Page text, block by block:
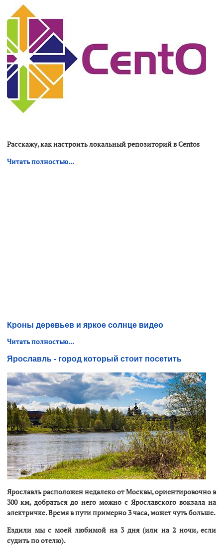
Расскажу, как настроить локальный репозиторий в Centos
Читать полностью...
Кроны деревьев и яркое солнце видео
Читать полностью...
Ярославль - город который стоит посетить
Ярославль расположен недалеко от Москвы, ориентировочно в
300 км, добраться до него можно с Ярославского вокзала на
электричке. Время в пути примерно 3 часа, может чуть больше.
Ездили мы с моей любимой на 3 дня (или на 2 ночи, если
судить по отелю).